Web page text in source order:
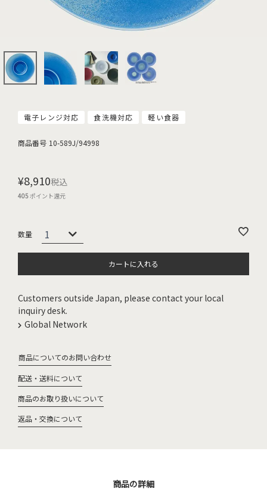
電子レンジ対応 食洗機対応 軽い食器
商品番号 10-589J/94998
¥8,910税込
405ポイント還元
カートに入れる
Customers outside Japan, please contact your local
inquiry desk.
Global Network
商品についてのお問い合わせ
配送・送料について
商品のお取り扱いについて
返品・交換について
商品の詳細